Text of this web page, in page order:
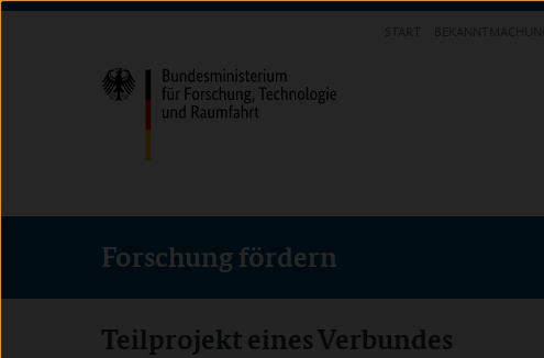
Direkt
(Eingabetaste)
Direkt
(Eingabetaste)
Direkt
(Eingabetaste)
Forschung fördern
Teilprojekt eines Verbundes